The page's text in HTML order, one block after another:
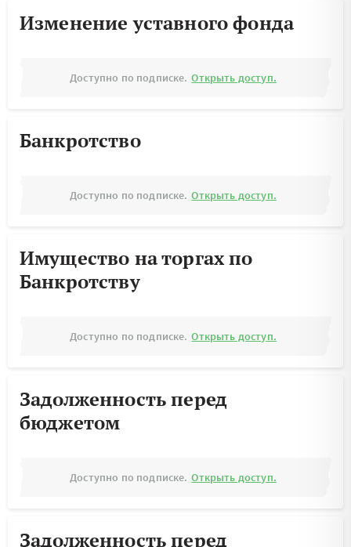
Изменение уставного фонда
Доступно по подписке. Открыть доступ.
Банкротство
Доступно по подписке. Открыть доступ.
Имущество на торгах по
Банкротству
Доступно по подписке. Открыть доступ.
Задолженность перед
бюджетом
Доступно по подписке. Открыть доступ.
Задолженность перед